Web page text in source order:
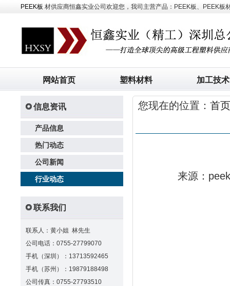
PEEK板 材供应商恒鑫实业公司欢迎您，我司主营产品：PEEK板、PEEK板
网站首页 塑料材料 加工技术
信息资讯
产品信息
热门动态
公司新闻
行业动态
联系我们
联系人：黄小姐 林先生
公司电话：0755-27799070
手机（深圳）：13713592465
手机（苏州）：19879188498
公司传真：0755-27793510
您现在的位置： 首页
来源：